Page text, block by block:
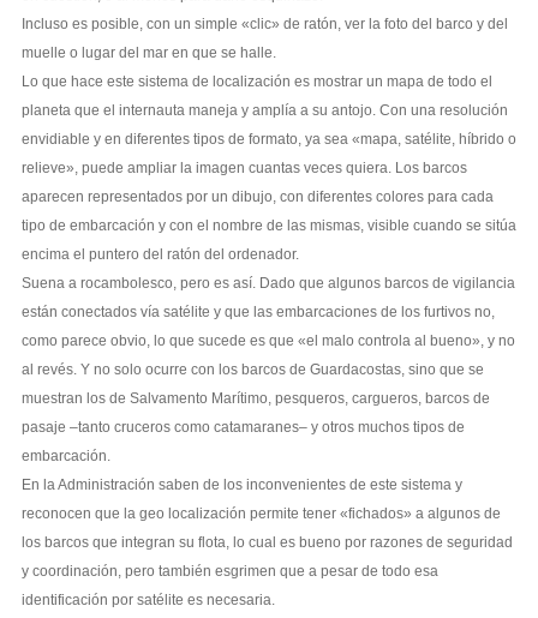
Incluso es posible, con un simple «clic» de ratón, ver la foto del barco y del
muelle o lugar del mar en que se halle.
Lo que hace este sistema de localización es mostrar un mapa de todo el
planeta que el internauta maneja y amplía a su antojo. Con una resolución
envidiable y en diferentes tipos de formato, ya sea «mapa, satélite, híbrido o
relieve», puede ampliar la imagen cuantas veces quiera. Los barcos
aparecen representados por un dibujo, con diferentes colores para cada
tipo de embarcación y con el nombre de las mismas, visible cuando se sitúa
encima el puntero del ratón del ordenador.
Suena a rocambolesco, pero es así. Dado que algunos barcos de vigilancia
están conectados vía satélite y que las embarcaciones de los furtivos no,
como parece obvio, lo que sucede es que «el malo controla al bueno», y no
al revés. Y no solo ocurre con los barcos de Guardacostas, sino que se
muestran los de Salvamento Marítimo, pesqueros, cargueros, barcos de
pasaje –tanto cruceros como catamaranes– y otros muchos tipos de
embarcación.
En la Administración saben de los inconvenientes de este sistema y
reconocen que la geo localización permite tener «fichados» a algunos de
los barcos que integran su flota, lo cual es bueno por razones de seguridad
y coordinación, pero también esgrimen que a pesar de todo esa
identificación por satélite es necesaria.